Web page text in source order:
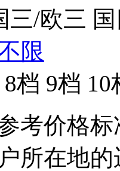
三/欧三
限
8档 9档 10
考价格
所在地